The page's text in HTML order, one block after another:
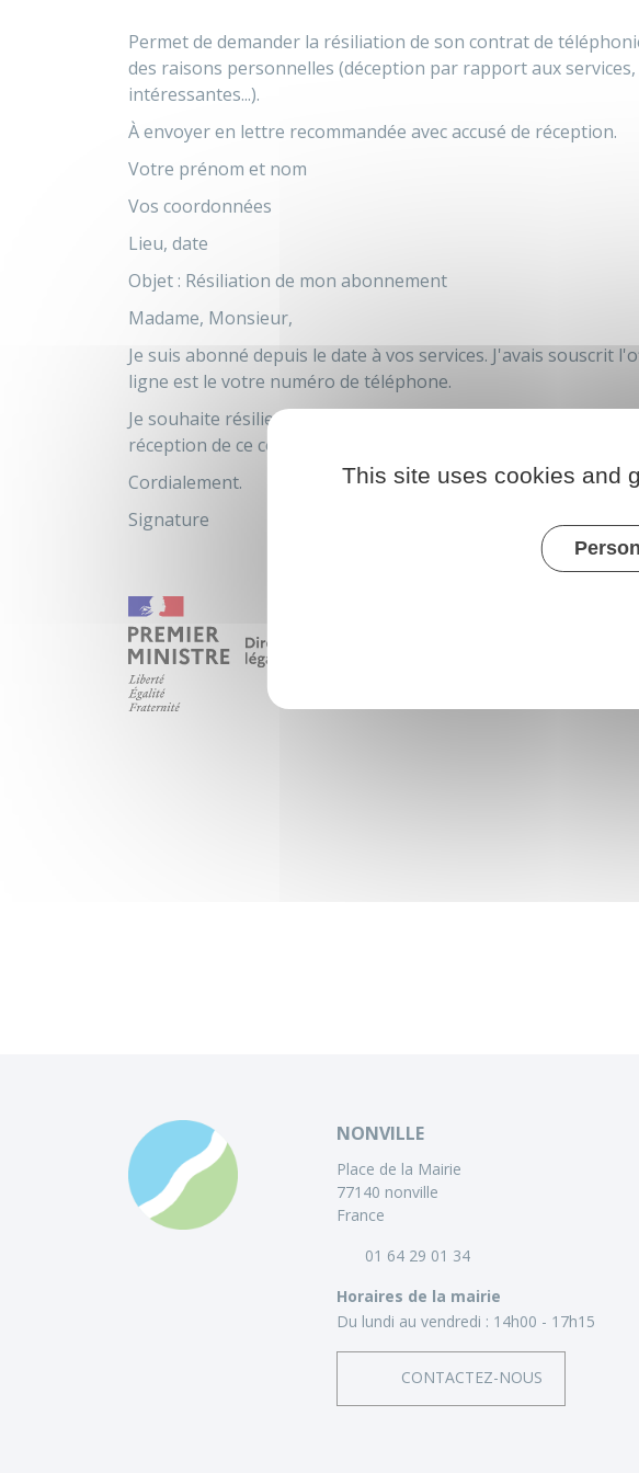
Permet de demander la résiliation de son contrat de
des raisons personnelles (déception par rapport aux
intéressantes...).
À envoyer en lettre recommandée avec accusé de réception.
Votre prénom et nom
Vos coordonnées
Lieu, date
Objet : Résiliation de mon abonnement
Madame, Monsieur,
Je suis abonné depuis le date à vos services. J'avais souscrit
ligne est le votre numéro de téléphone.
Je souhaite résilier immédiatement mon contrat dans les 10
réception de ce courrier, car
Cordialement.
Signature
NONVILLE
Place de la Mairie
77140 nonville
France
01 64 29 01 34
Horaires de la mairie
Du lundi au vendredi : 14h00 - 17h15
CONTACTEZ-NOUS
This site uses cookies and